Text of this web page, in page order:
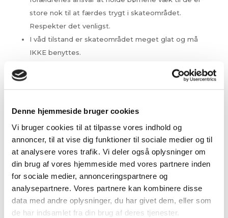
Denne hjemmeside bruger cookies
Vi bruger cookies til at tilpasse vores indhold og
annoncer, til at vise dig funktioner til sociale medier og til
at analysere vores trafik. Vi deler også oplysninger om
din brug af vores hjemmeside med vores partnere inden
for sociale medier, annonceringspartnere og
analysepartnere. Vores partnere kan kombinere disse
data med andre oplysninger, du har givet dem, eller som
de har indsamlet fra din brug af deres tjenester.
store nok til at færdes trygt i skateområdet.
Respekter det venligst.
I våd tilstand er skateområdet meget glat og må
IKKE benyttes.
Brug gerne kosten og stil den på plads efter brug.
Ved fejl og mangler kontakt:
info@juelsmindenaturlegepark
.dk
Ved tilskadekomst kontakt:
Egen læge / Lægevagten tlf.: 70
11 31 31 eller
Lægehuset Juelsminde tlf.: 75
69 36 88